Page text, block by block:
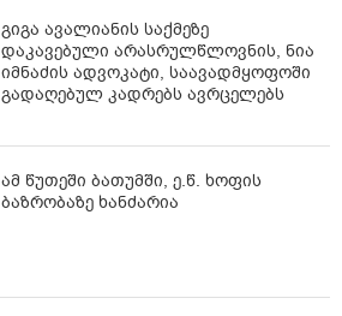
გიგა ავალიანის საქმეზე
დაკავებული არასრულწლოვნის, ნია
იმნაძის ადვოკატი, საავადმყოფოში
გადაღებულ კადრებს ავრცელებს
ამ წუთეში ბათუმში, ე.წ. ხოფის
ბაზრობაზე ხანძარია